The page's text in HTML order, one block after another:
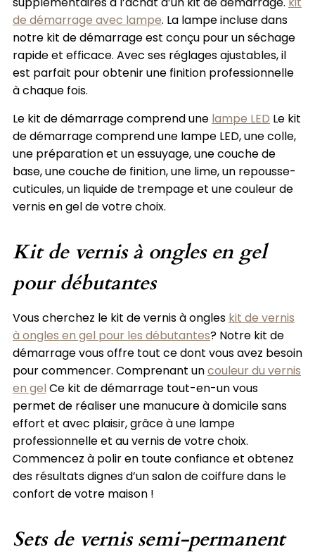
de démarrage avec lampe. La lampe incluse dans
notre kit de démarrageest conçu pour un séchage
rapide et efficace. Avec ses réglages ajustables, il
est parfait pour obtenir une finition professionnelle
à chaque fois.
Le kit de démarrage comprend une lampe LED Le kit
de démarrage comprend une lampe LED, une colle,
une préparation et un essuyage, une couche de
base, une couche de finition, une lime, un repousse-
cuticules, un liquide de trempage et une couleur de
vernis en gel de votre choix.
Kit de vernis à ongles en gel
pour débutantes
Vous cherchez le kit de vernis à ongles kit de vernis
à ongles en gel pour les débutantes? Notre kit de
démarrage vous offre tout ce dont vous avez besoin
pour commencer. Comprenant uncouleur du vernis
en gel Ce kit de démarrage tout-en-un vous
permet de réaliser une manucure à domicile sans
effort et avec plaisir, grâce à une lampe
professionnelle et au vernis de votre choix.
Commencez à polir en toute confiance et obtenez
des résultats dignes d’un salon de coiffure dans le
confort de votre maison !
Sets de vernis semi-permanent